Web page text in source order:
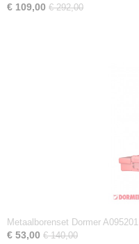
€ 109,00 € 292,00
Metaalborenset Dormer A095201
€ 53,00 € 140,00